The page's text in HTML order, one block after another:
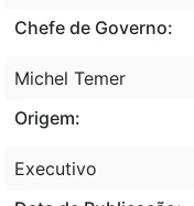
Chefe de Governo:
Michel Temer
Origem:
Executivo